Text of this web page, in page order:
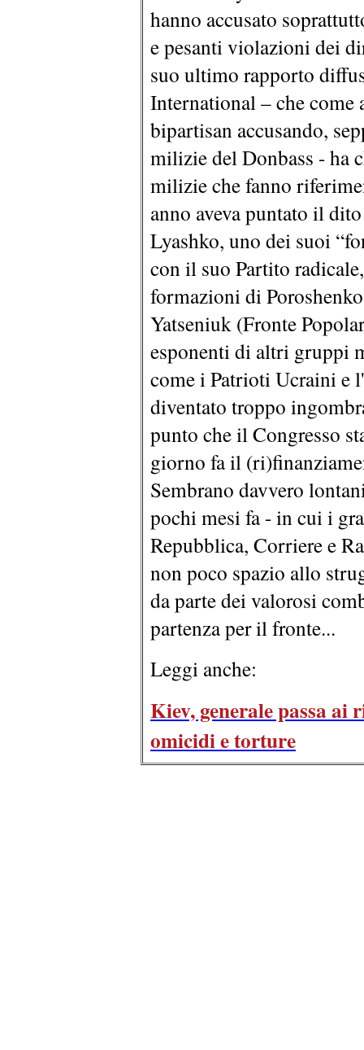
hanno accusato
e pesanti violazioni dei
suo ultimo rapporto
International – che
bipartisan accusando,
milizie del Donbass - ha
milizie che fanno
anno aveva puntato il
Lyashko, uno dei suoi
con il suo Partito
formazioni di
Yatseniuk (Fronte
esponenti di altri gruppi
come i Patrioti Ucraini e
diventato troppo
punto che il Congresso
giorno fa il
Sembrano davvero
pochi mesi fa - in cui i
Repubblica, Corriere e
non poco spazio allo
da parte dei valorosi
partenza per il fronte...
Leggi anche:
Kiev, generale passa
omicidi e torture